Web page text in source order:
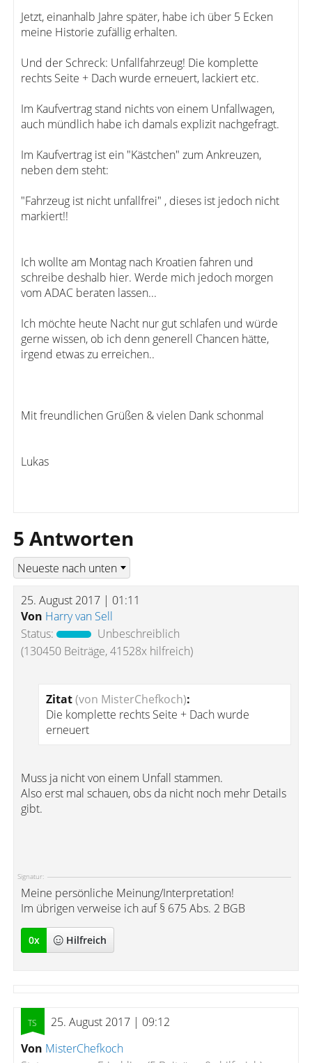
Jetzt, einanhalb Jahre später, habe ich über 5 Ecken
meine Historie zufällig erhalten.
Und der Schreck: Unfallfahrzeug! Die komplette
rechts Seite + Dach wurde erneuert, lackiert etc.
Im Kaufvertrag stand nichts von einem Unfallwagen,
auch mündlich habe ich damals explizit nachgefragt.
Im Kaufvertrag ist ein "Kästchen" zum Ankreuzen,
neben dem steht:
"Fahrzeug ist nicht unfallfrei" , dieses ist jedoch nicht
markiert!!
Ich wollte am Montag nach Kroatien fahren und
schreibe deshalb hier. Werde mich jedoch morgen
vom ADAC beraten lassen...
Ich möchte heute Nacht nur gut schlafen und würde
gerne wissen, ob ich denn generell Chancen hätte,
irgend etwas zu erreichen..
Mit freundlichen Grüßen & vielen Dank schonmal
Lukas
5 Antworten
25. August 2017 | 01:11
Von Harry van Sell
Status:
Unbeschreiblich
(130450 Beiträge, 41528x hilfreich)
Zitat(von MisterChefkoch):
Die komplette rechts Seite + Dach wurde
erneuert
Muss ja nicht von einem Unfall stammen.
Also erst mal schauen, obs da nicht noch mehr Details
gibt.
Signatur:
Meine persönliche Meinung/Interpretation!
Im übrigen verweise ich auf § 675 Abs. 2 BGB
0x Hilfreich
25. August 2017 | 09:12
Von MisterChefkoch